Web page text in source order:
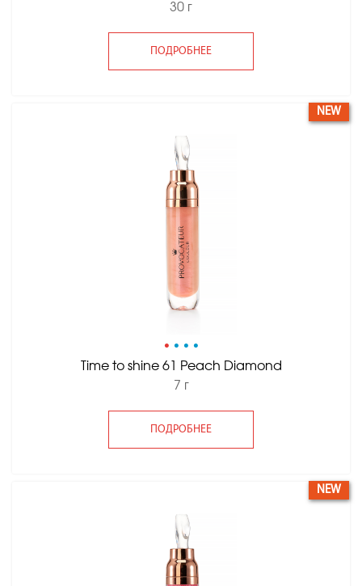
30 г
ПОДРОБНЕЕ
• • • •
Time to shine 61 Peach Diamond
7 г
ПОДРОБНЕЕ
NEW
NEW